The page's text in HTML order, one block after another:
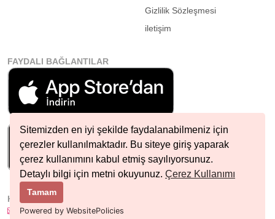
Sitemizden en iyi şekilde faydalanabilmeniz için
çerezler kullanılmaktadır. Bu siteye giriş yaparak
çerez kullanımını kabul etmiş sayılıyorsunuz.
Detaylı bilgi için metni okuyunuz. Çerez Kullanımı
Tamam
Powered by WebsitePolicies
Gizlilik Sözleşmesi
iletişim
FAYDALI BAĞLANTILAR
HIZLI İLETIŞIM
info@nobetcieczane.net